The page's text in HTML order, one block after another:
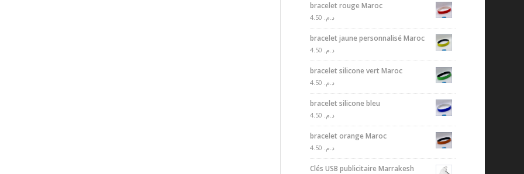
bracelet rouge Maroc
د.م.
bracelet jaune personnalisé Maroc
د.م.
bracelet silicone vert Maroc
د.م.
bracelet silicone bleu
د.م.
bracelet orange Maroc
د.م.
Clés USB publicitaire Marrakesh